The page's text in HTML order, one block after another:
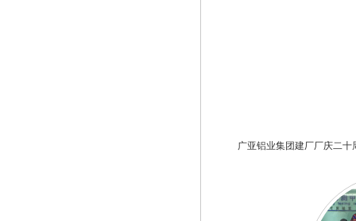
广亚铝业集团建厂厂庆二